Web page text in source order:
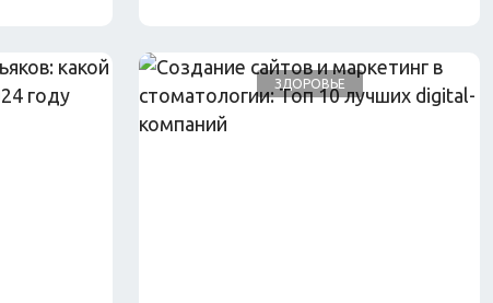
ЗДОРОВЬЕ